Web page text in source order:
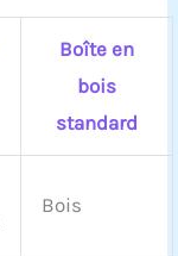
Boîte en
bois
standard
Bois